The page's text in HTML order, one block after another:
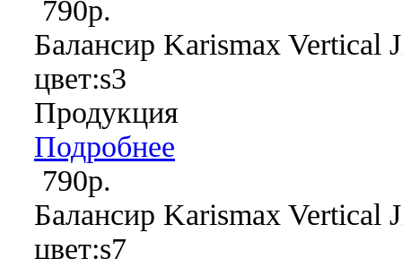
790р.
Балансир Karismax Vertical
цвет:s3
Продукция
Подробнее
790р.
Балансир Karismax Vertical
цвет:s7